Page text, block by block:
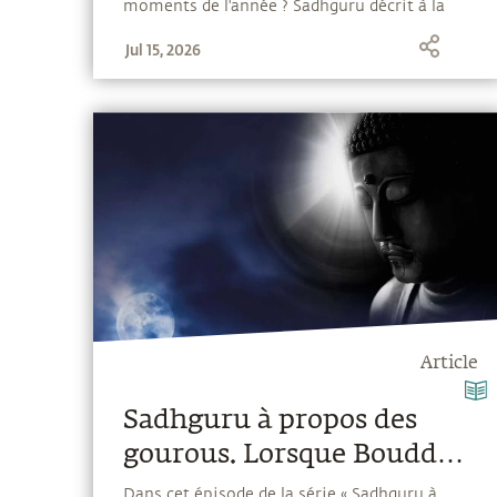
moments de l'année ? Sadhguru décrit à la
mystique de cette période de réceptivité et
Jul 15, 2026
Article
Sadhguru à propos des
gourous. Lorsque Bouddha
a dit : « Laissez tomber »